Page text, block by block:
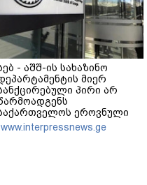
- აშშ-ის სახაზინო
მიერ
პირი არ
ეროვნული
ბანკის რეგულირებულ
www.interpressnews.ge